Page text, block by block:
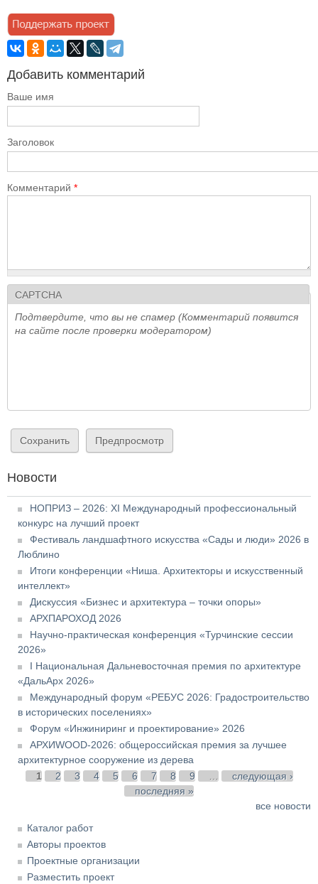
Добавить комментарий
Ваше имя
Заголовок
Комментарий *
CAPTCHA
Подтвердите, что вы не спамер (Комментарий появится
на сайте после проверки модератором)
Новости
НОПРИЗ – 2026: XI Международный профессиональный
конкурс на лучший проект
Фестиваль ландшафтного искусства «Сады и люди» 2026 в
Люблино
Итоги конференции «Ниша. Архитекторы и искусственный
интеллект»
Дискуссия «Бизнес и архитектура – точки опоры»
АРХПАРОХОД 2026
Научно-практическая конференция «Турчинские сессии
2026»
I Национальная Дальневосточная премия по архитектуре
«ДальАрх 2026»
Международный форум «РЕБУС 2026: Градостроительство
в исторических поселениях»
Форум «Инжиниринг и проектирование» 2026
АРХИWOOD-2026: общероссийская премия за лучшее
архитектурное сооружение из дерева
Страницы
1 2 3 4 5 6 7 8 9
следующая ›
последняя »
все новости
Каталог работ
Авторы проектов
Проектные организации
Разместить проект